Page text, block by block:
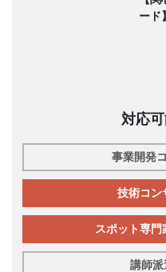
ード】
対応
事業開発
技術コン
スポット専
講師